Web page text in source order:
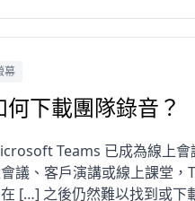
幕
何下載團隊錄音？
Teams 已成為線上會
議、客戶演講或線上課堂
[…] 之後仍然難以找到或下